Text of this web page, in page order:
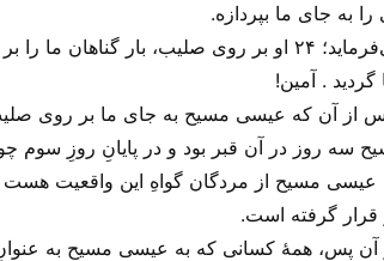
به جای ما بپردازه.
این آیه می‌‌فرماید؛ ۲۴ او بر روی صلیب،
گردید . آمین!
از آن که عیسی مسیح به جای ما بر روی
سه روز در آن قبر بود و در پایانِ روزِ سوم
مسیح از مردگان گواهِ این واقعیت هست
قرار گرفته است.
آن پس، همهٔ کسانی که به عیسی مسیح به عنوانِ